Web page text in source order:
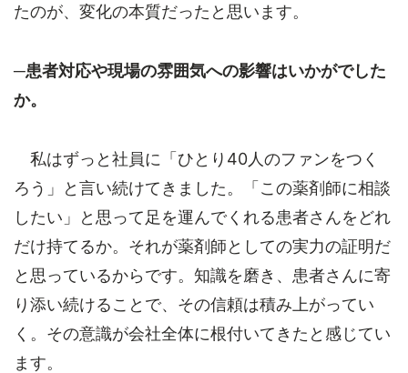
たのが、変化の本質だったと思います。
─患者対応や現場の雰囲気への影響はいかがでした
か。
私はずっと社員に「ひとり40人のファンをつく
ろう」と言い続けてきました。「この薬剤師に相談
したい」と思って足を運んでくれる患者さんをどれ
だけ持てるか。それが薬剤師としての実力の証明だ
と思っているからです。知識を磨き、患者さんに寄
り添い続けることで、その信頼は積み上がってい
く。その意識が会社全体に根付いてきたと感じてい
ます。